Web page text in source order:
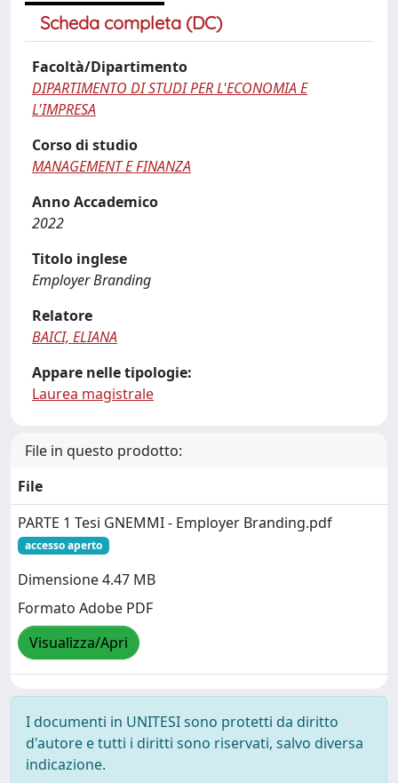
Scheda completa (DC)
Facoltà/Dipartimento
DIPARTIMENTO DI STUDI PER L'ECONOMIA E
L'IMPRESA
Corso di studio
MANAGEMENT E FINANZA
Anno Accademico
2022
Titolo inglese
Employer Branding
Relatore
BAICI, ELIANA
Appare nelle tipologie:
Laurea magistrale
File in questo prodotto:
File
PARTE 1 Tesi GNEMMI - Employer Branding.pdf
accesso aperto
Dimensione 4.47 MB
Formato Adobe PDF
Visualizza/Apri
I documenti in UNITESI sono protetti da diritto
d'autore e tutti i diritti sono riservati, salvo diversa
indicazione.